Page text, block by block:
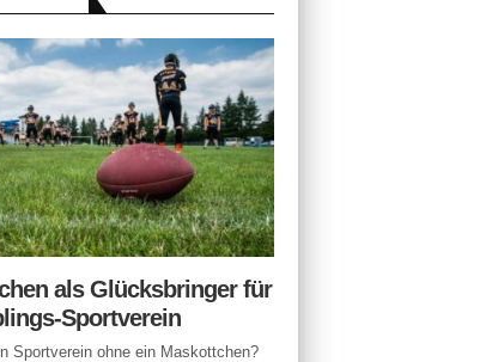
als Glücksbringer für
Sportverein
Sportverein ohne ein Maskottchen?